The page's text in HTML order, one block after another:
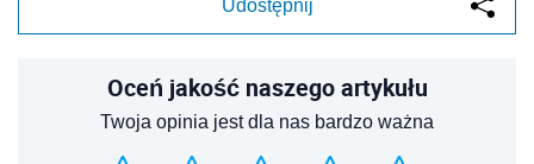
Udostępnij
Oceń jakość naszego artykułu
Twoja opinia jest dla nas bardzo ważna